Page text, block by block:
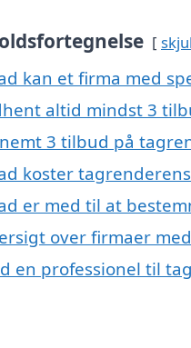
skjul
kan et firma med
altid mindst 3
3 tilbud på
koster
er med til at
over firmaer
en professionel til